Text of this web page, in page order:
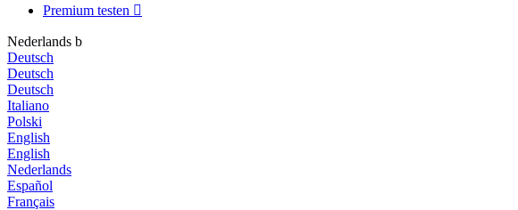
Premium testen 
Nederlands b
Deutsch
Deutsch
Deutsch
Italiano
Polski
English
English
Nederlands
Español
Français